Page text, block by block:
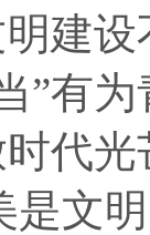
建
”有
代光
是文明